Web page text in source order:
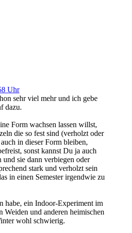
Uhr
sehr viel mehr und ich gebe
dazu.
Form wachsen lassen willst,
die so fest sind (verholzt oder
in dieser Form bleiben,
sonst kannst Du ja auch
und sie dann verbiegen oder
stark und verholzt sein
in einen Semester irgendwie zu
habe, ein Indoor-Experiment im
und anderen heimischen
wohl schwierig.